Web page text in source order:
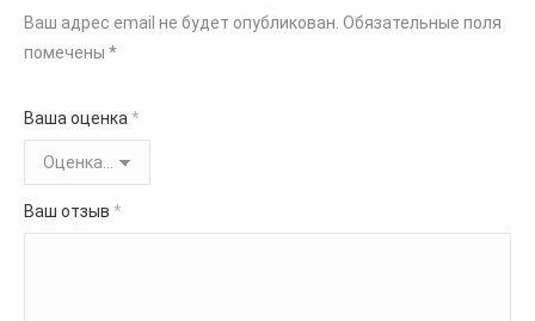
Ваш адрес email не будет опубликован. Обязательные поля
помечены *
Ваша оценка *
Ваш отзыв *